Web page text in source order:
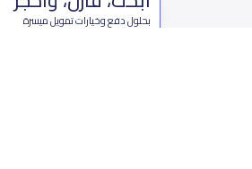
بحلول دفع وخيارات تمويل ميسرة